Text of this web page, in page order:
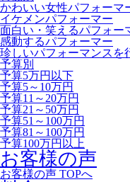
かわいい女性パフォーマ
イケメンパフォーマー
面白い・笑えるパフォー
感動するパフォーマー
珍しいパフォーマンスを
予算別
予算5万円以下
予算5～10万円
予算11～20万円
予算21～50万円
予算51～100万円
予算81～100万円
予算100万円以上
お客様の声
お客様の声 TOPへ